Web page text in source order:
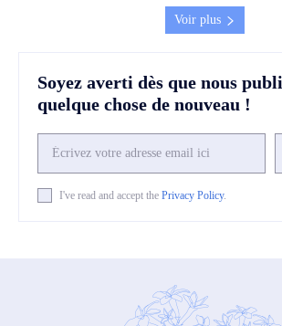
Voir plus
Soyez averti dès que nous
quelque chose de nouveau !
I've read and accept the Privacy Policy.